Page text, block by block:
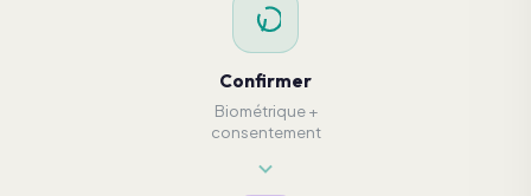
Confirmer
Biométrique +
consentement